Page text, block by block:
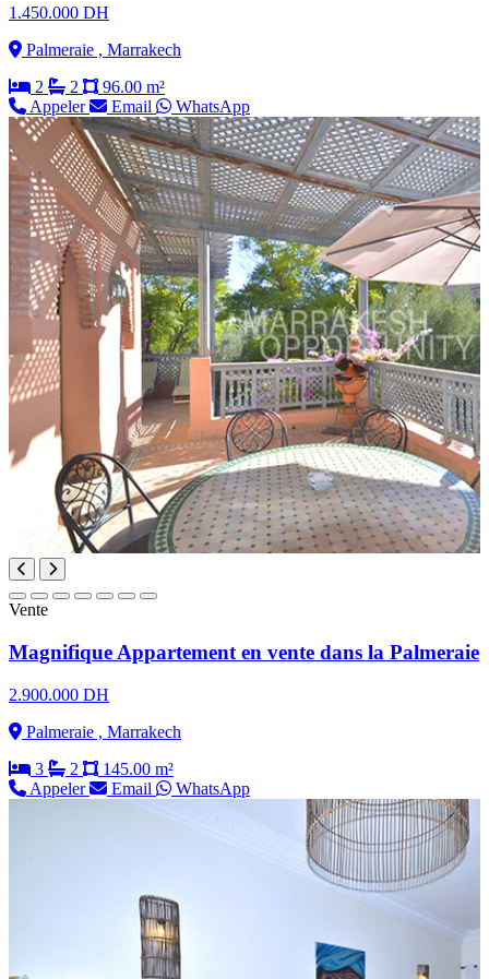
1.450.000 DH
Palmeraie , Marrakech
2
2
96.00 m²
Appeler
Email WhatsApp
Vente
Magnifique Appartement en vente dans la Palmeraie
2.900.000 DH
Palmeraie , Marrakech
3
2
145.00 m²
Appeler
Email WhatsApp